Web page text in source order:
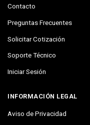
Contacto
Preguntas Frecuentes
Solicitar Cotización
Soporte Técnico
Iniciar Sesión
INFORMACIÓN LEGAL
Aviso de Privacidad